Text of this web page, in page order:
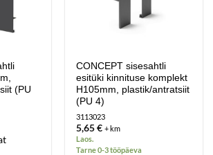
(PU
CONCEPT sisesahtli
esitüki kinnituse komplekt
H105mm, plastik/antratsiit
(PU 4)
3113023
5,65€ + km
Laos.
Tarne 0-3 tööpäeva